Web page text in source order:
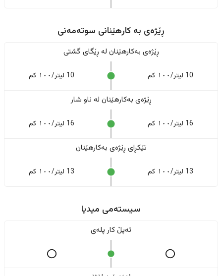
ڕێژەى به کارهێنانی سوتەمەنی
ڕێژەى بەکارهێنان له ڕێگای گشتی
10 لیتر/١٠٠ کم 10 لیتر/١٠٠ کم
ڕێژەى بەکارهێنان له ناو شار
16 لیتر/١٠٠ کم 16 لیتر/١٠٠ کم
تێکڕای ڕێژەى بەکارهێنان
13 لیتر/١٠٠ کم 13 لیتر/١٠٠ کم
سیستەمی میدیا
ئەپڵ کار پلەی